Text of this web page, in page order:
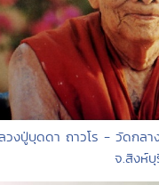
วงปู่บุดดา ถาวโร - วัดกลา
จ.สิงห์บุ